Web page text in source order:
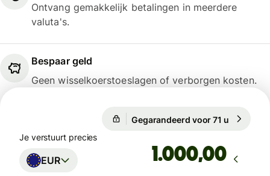
Ontvang gemakkelijk betalingen in meerdere
valuta's.
Bespaar geld
Geen wisselkoerstoeslagen of verborgen kosten.
Gegarandeerd voor 71 u
Je verstuurt precies
EUR ,00